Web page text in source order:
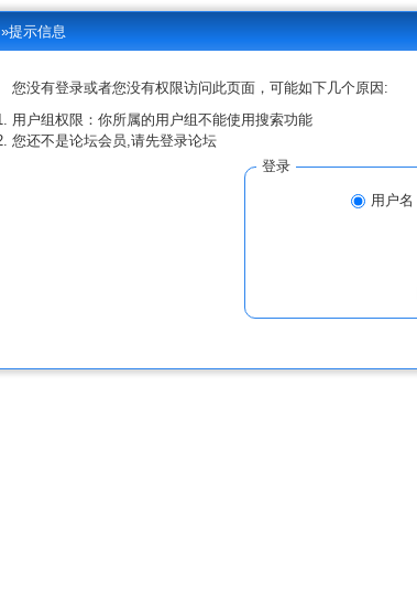
»提示信息
您没有登录或者您没有权限访问此页面，可能如下几个原因:
用户组权限：你所属的用户组不能使用搜索功能
您还不是论坛会员,请先登录论坛
登录
用户名